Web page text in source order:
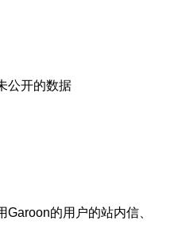
公开的数据
的用户的站内信、